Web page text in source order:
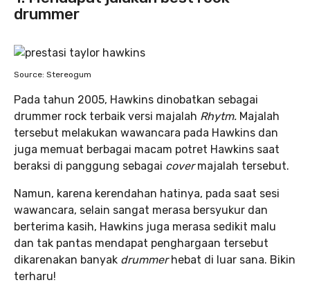
drummer
Source: Stereogum
Pada tahun 2005, Hawkins dinobatkan sebagai
drummer rock terbaik versi majalah Rhytm. Majalah
tersebut melakukan wawancara pada Hawkins dan
juga memuat berbagai macam potret Hawkins saat
beraksi di panggung sebagai covermajalah tersebut.
Namun, karena kerendahan hatinya, pada saat sesi
wawancara, selain sangat merasa bersyukur dan
berterima kasih, Hawkins juga merasa sedikit malu
dan tak pantas mendapat penghargaan tersebut
dikarenakan banyak drummerhebat di luar sana. Bikin
terharu!